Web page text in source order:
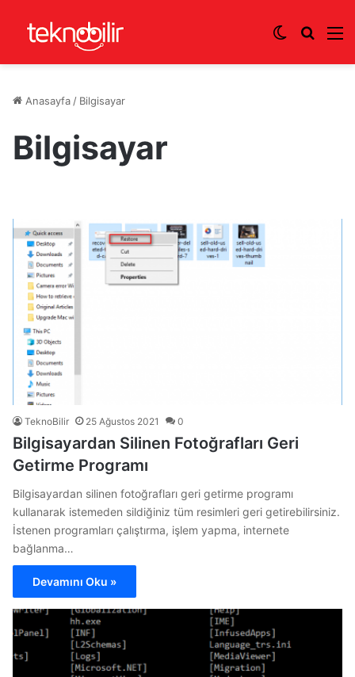
Dış
Anasayfa/ Bilgisayar
Bilgisayar
TeknoBilir 25 Ağustos 2021 0
Bilgisayardan Silinen Fotoğrafları Geri
Getirme Programı
Bilgisayardan silinen fotoğrafları geri getirme programı
kullanarak istemeden sildiğiniz tüm resimleri geri getirebilirsiniz.
İstenen programları çalıştırma, işlem yapma, internete
bağlanma…
Devamını Oku »